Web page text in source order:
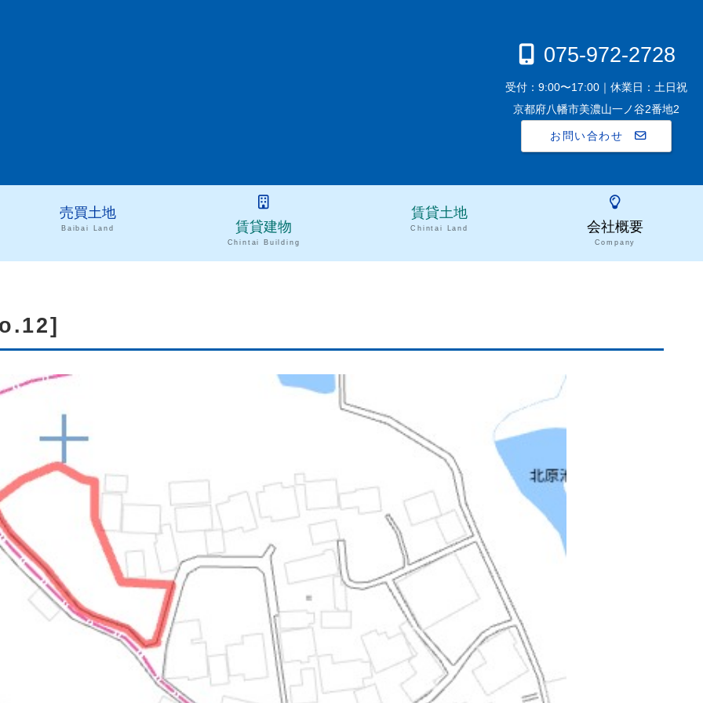
075-972-2728
受付：9:00〜17:00｜休業日：土日祝
京都府八幡市美濃山一ノ谷2番地2
お問い合わせ
売買土地
Baibai Land 賃貸建物
Chintai Building
賃貸土地
Chintai Land 会社概要
Company